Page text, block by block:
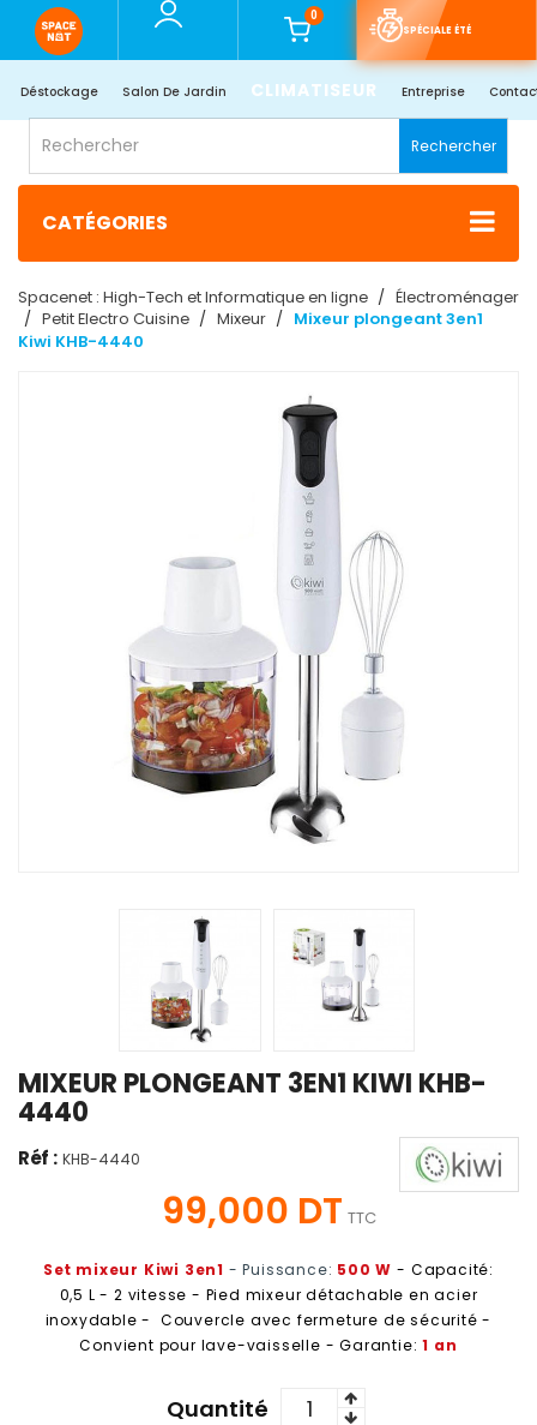
0
SPÉCIALE ÉTÉ
Déstockage Salon De Jardin CLIMATISEUR Entreprise
Rechercher
CATÉGORIES
Spacenet : High-Tech et Informatique en ligne
Électroménager
Petit Electro Cuisine
Mixeur
Mixeur plongeant 3en1
Kiwi KHB-4440
MIXEUR PLONGEANT 3EN1 KIWI KHB-
4440
Réf : KHB-4440
99,000 DT TTC
Set mixeur Kiwi 3en1 - Puissance: 500 W - Capacité:
0,5 L - 2 vitesse - Pied mixeur détachable en acier
inoxydable - Couvercle avec fermeture de sécurité -
Convient pour lave-vaisselle - Garantie: 1 an
Quantité